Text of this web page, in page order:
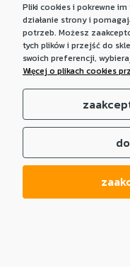
Pliki cookies i pokrewne
działanie strony i
potrzeb. Możesz
tych plików i przejść do
swoich preferencji,
Więcej o plikach cookies